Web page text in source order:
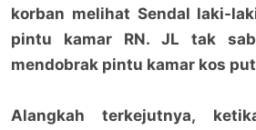
korban melihat Sendal laki-
pintu kamar RN. JL tak
mendobrak pintu kamar kos
Alangkah terkejutnya,